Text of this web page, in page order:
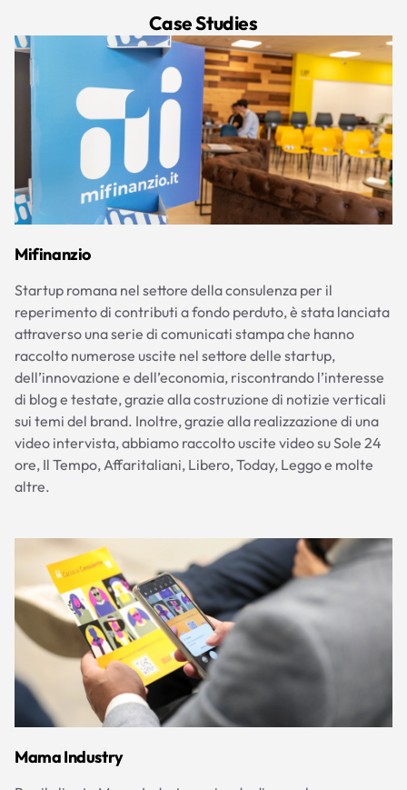
Case Studies
Mifinanzio
Startup romana nel settore della consulenza per il
reperimento di contributi a fondo perduto, è stata lanciata
attraverso una serie di comunicati stampa che hanno
raccolto numerose uscite nel settore delle startup,
dell’innovazione e dell’economia, riscontrando l’interesse
di blog e testate, grazie alla costruzione di notizie verticali
sui temi del brand. Inoltre, grazie alla realizzazione di una
video intervista, abbiamo raccolto uscite video su Sole 24
ore, Il Tempo, Affaritaliani, Libero, Today, Leggo e molte
altre.
Mama Industry